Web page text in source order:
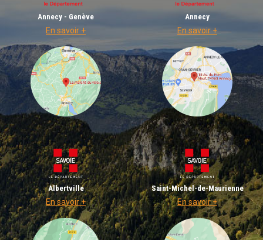
Annecy - Genève
En savoir +
Annecy
En savoir +
Albertville
En savoir +
Saint-Michel-de-Maurienne
En savoir +